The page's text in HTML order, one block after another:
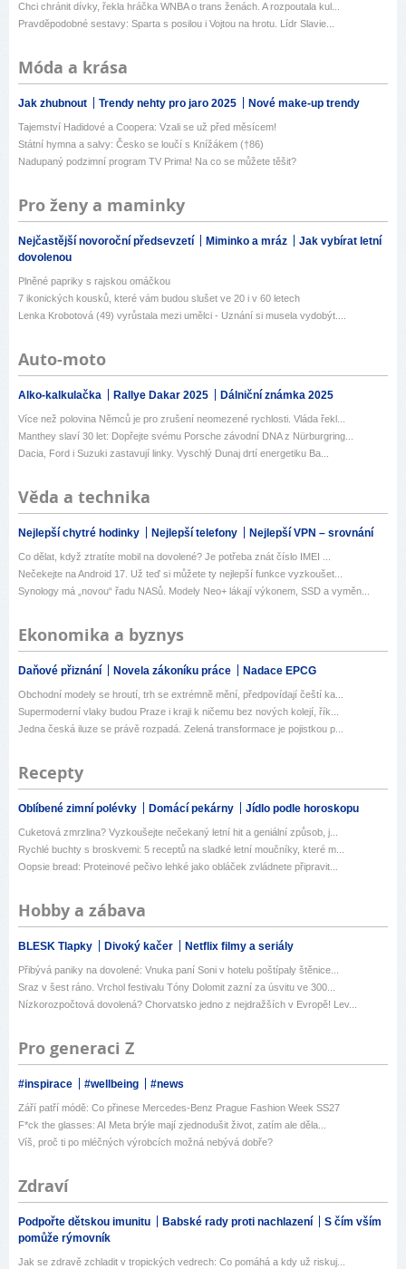
Chci chránit dívky, řekla hráčka WNBA o trans ženách. A rozpoutala kul...
Pravděpodobné sestavy: Sparta s posilou i Vojtou na hrotu. Lídr Slavie...
Móda a krása
Jak zhubnout Trendy nehty pro jaro 2025 Nové make-up trendy
Tajemství Hadidové a Coopera: Vzali se už před měsícem!
Státní hymna a salvy: Česko se loučí s Knížákem (†86)
Nadupaný podzimní program TV Prima! Na co se můžete těšit?
Pro ženy a maminky
Nejčastější novoroční předsevzetí Miminko a mráz
Jak vybírat letní
dovolenou
Plněné papriky s rajskou omáčkou
7 ikonických kousků, které vám budou slušet ve 20 i v 60 letech
Lenka Krobotová (49) vyrůstala mezi umělci - Uznání si musela vydobýt....
Auto-moto
Alko-kalkulačka Rallye Dakar 2025 Dálniční známka 2025
Více než polovina Němců je pro zrušení neomezené rychlosti. Vláda řekl...
Manthey slaví 30 let: Dopřejte svému Porsche závodní DNA z Nürburgring...
Dacia, Ford i Suzuki zastavují linky. Vyschlý Dunaj drtí energetiku Ba...
Věda a technika
Nejlepší chytré hodinky Nejlepší telefony Nejlepší VPN – srovnání
Co dělat, když ztratíte mobil na dovolené? Je potřeba znát číslo IMEI ...
Nečekejte na Android 17. Už teď si můžete ty nejlepší funkce vyzkoušet...
Synology má „novou“ řadu NASů. Modely Neo+ lákají výkonem, SSD a vyměn...
Ekonomika a byznys
Daňové přiznání Novela zákoníku práce Nadace EPCG
Obchodní modely se hroutí, trh se extrémně mění, předpovídají čeští ka...
Supermoderní vlaky budou Praze i kraji k ničemu bez nových kolejí, řík...
Jedna česká iluze se právě rozpadá. Zelená transformace je pojistkou p...
Recepty
Oblíbené zimní polévky Domácí pekárny Jídlo podle horoskopu
Cuketová zmrzlina? Vyzkoušejte nečekaný letní hit a geniální způsob, j...
Rychlé buchty s broskvemi: 5 receptů na sladké letní moučníky, které m...
Oopsie bread: Proteinové pečivo lehké jako obláček zvládnete připravit...
Hobby a zábava
BLESK Tlapky Divoký kačer Netflix filmy a seriály
Přibývá paniky na dovolené: Vnuka paní Soni v hotelu poštípaly štěnice...
Sraz v šest ráno. Vrchol festivalu Tóny Dolomit zazní za úsvitu ve 300...
Nízkorozpočtová dovolená? Chorvatsko jedno z nejdražších v Evropě! Lev...
Pro generaci Z
#inspirace #wellbeing #news
Září patří módě: Co přinese Mercedes-Benz Prague Fashion Week SS27
F*ck the glasses: AI Meta brýle mají zjednodušit život, zatím ale děla...
Víš, proč ti po mléčných výrobcích možná nebývá dobře?
Zdraví
Podpořte dětskou imunitu Babské rady proti nachlazení
S čím vším
pomůže rýmovník
Jak se zdravě zchladit v tropických vedrech: Co pomáhá a kdy už riskuj...